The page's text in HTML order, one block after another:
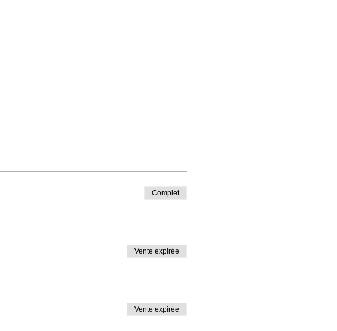
Complet
Vente expirée
Vente expirée